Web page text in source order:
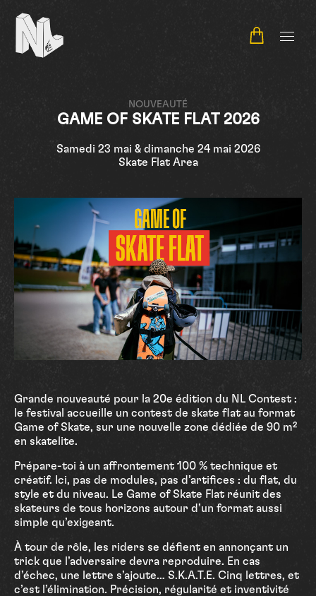
NOUVEAUTÉ
GAME OF SKATE FLAT 2026
Samedi 23 mai & dimanche 24 mai 2026
Skate Flat Area
Grande nouveauté pour la 20e édition du NL Contest :
le festival accueille un contest de skate flat au format
Game of Skate, sur une nouvelle zone dédiée de 90 m²
en skatelite.
Prépare-toi à un affrontement 100 % technique et
créatif. Ici, pas de modules, pas d’artifices : du flat, du
style et du niveau. Le Game of Skate Flat réunit des
skateurs de tous horizons autour d’un format aussi
simple qu’exigeant.
À tour de rôle, les riders se défient en annonçant un
trick que l’adversaire devra reproduire. En cas
d’échec, une lettre s’ajoute… S.K.A.T.E. Cinq lettres, et
c’est l’élimination. Précision, régularité et inventivité